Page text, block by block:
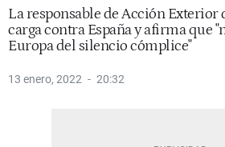
La responsable de Acción Exterior
carga contra España y afirma que
Europa del silencio cómplice"
13 enero, 2022 20:32